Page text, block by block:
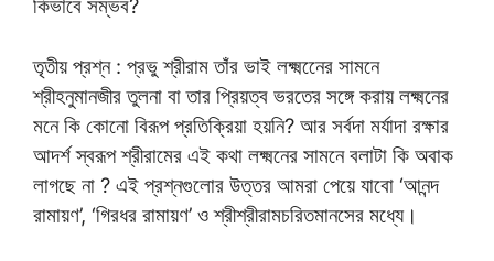
কিভাবে সম্ভব?
তৃতীয় প্রশ্ন : প্রভু শ্রীরাম তাঁর ভাই লক্ষ্মনেের সামনে
শ্রীহনুমানজীর তুলনা বা তার প্রিয়ত্ব ভরতের সঙ্গে করায় লক্ষ্মনের
মনে কি কোনো বিরূপ প্রতিক্রিয়া হয়নি? আর সর্বদা মর্যাদা রক্ষার
আদর্শ স্বরূপ শ্রীরামের এই কথা লক্ষ্মনের সামনে বলাটা কি অবাক
লাগছে না ? এই প্রশ্নগুলোর উত্তর আমরা পেয়ে যাবো ‘আনন্দ
রামায়ণ’, ‘গিরধর রামায়ণ’ ও শ্রীশ্রীরামচরিতমানসের মধ্যে।